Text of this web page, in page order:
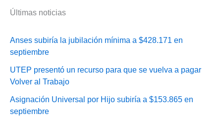
Últimas noticias
Anses subiría la jubilación mínima a $428.171 en
septiembre
UTEP presentó un recurso para que se vuelva a pagar
Volver al Trabajo
Asignación Universal por Hijo subiría a $153.865 en
septiembre